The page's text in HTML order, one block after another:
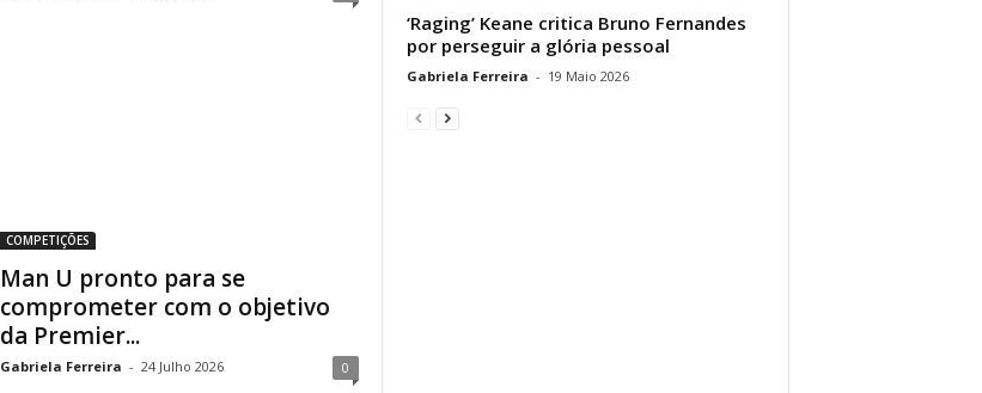
COMPETIÇÕES
Man U pronto para se
comprometer com o objetivo
da Premier...
Gabriela Ferreira - 24 Julho 2026 0
‘Raging’ Keane critica Bruno Fernandes
por perseguir a glória pessoal
Gabriela Ferreira - 19 Maio 2026